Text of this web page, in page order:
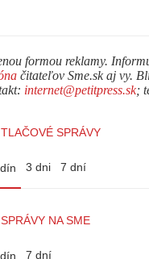
formou reklamy.
čitateľov Sme.sk aj vy.
internet@petitpress.sk;
SPRÁVY
3 dni 7 dní
NA SME
7 dní